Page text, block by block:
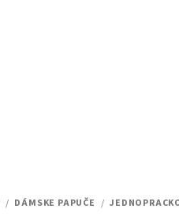
/ DÁMSKE PAPUČE /